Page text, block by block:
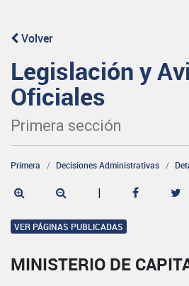
Volver
Legislación y
Oficiales
Primera sección
Primera Decisiones Administrativas
|
VER PÁGINAS PUBLICADAS
MINISTERIO DE